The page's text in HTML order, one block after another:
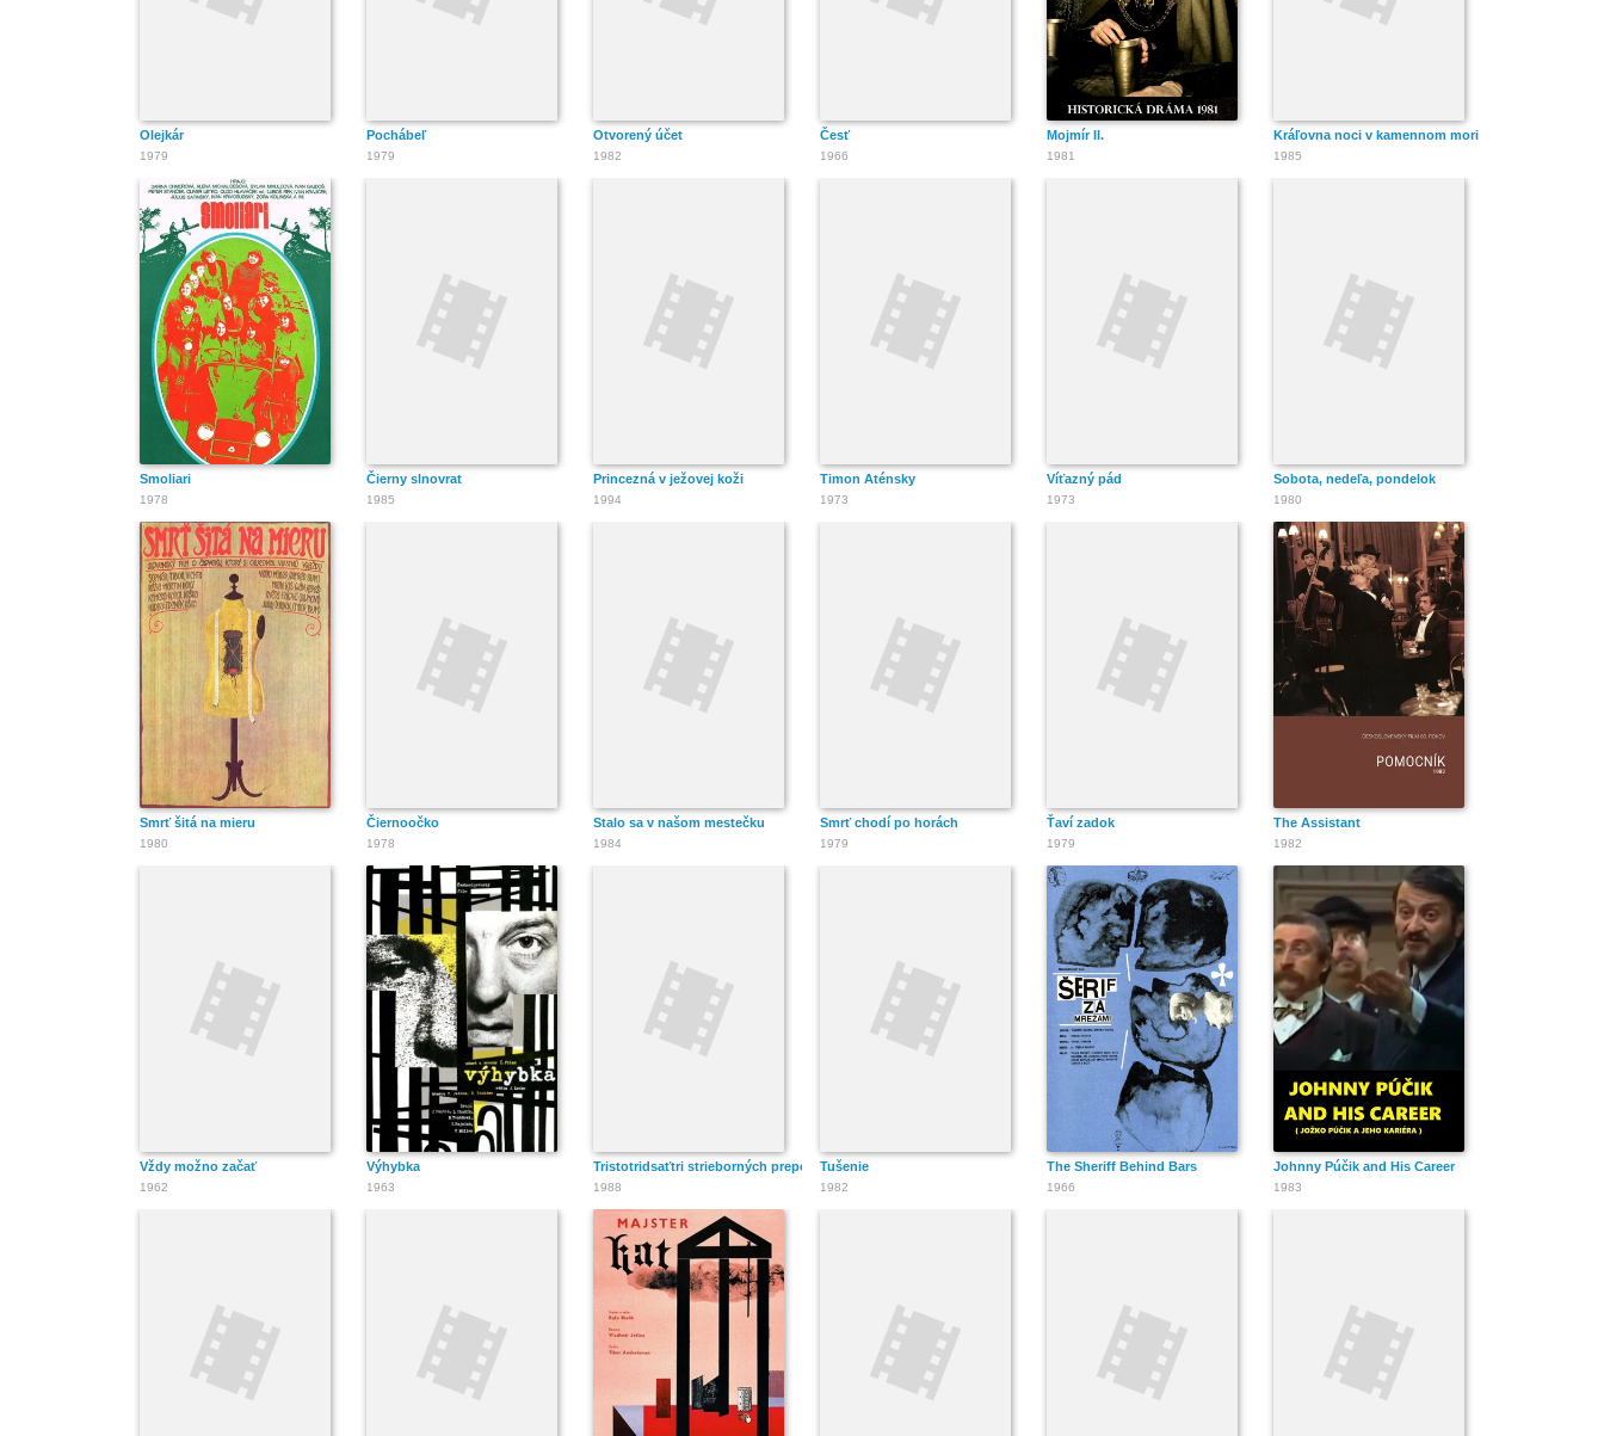
Olejkár
1979
Pochábeľ
1979
Otvorený účet
1982
Česť
1966
Mojmír II.
1981
Kráľovna noci v kamennom mori
1985
Smoliari
1978
Čierny slnovrat
1985
Princezná v ježovej koži
1994
Timon Aténsky
1973
Víťazný pád
1973
Sobota, nedeľa, pondelok
1980
Smrť šitá na mieru
1980
Čiernoočko
1978
Stalo sa v našom mestečku
1984
Smrť chodí po horách
1979
Ťaví zadok
1979
The Assistant
1982
Vždy možno začať
1962
Výhybka
1963
Tristotridsaťtri strieborných prepelíc
1988
Tušenie
1982
The Sheriff Behind Bars
1966
Johnny Púčik and His Career
1983